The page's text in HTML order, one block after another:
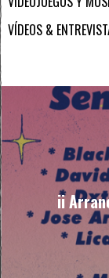
VÍDEOS &
ii